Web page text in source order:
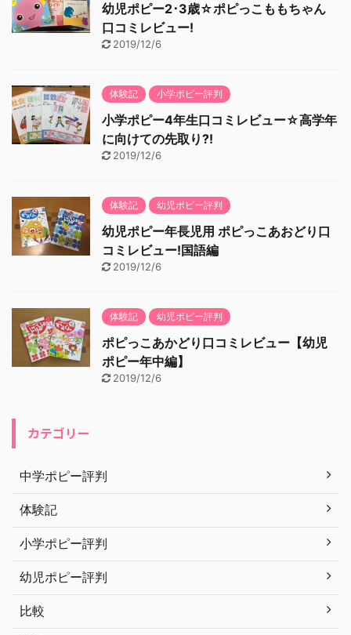
幼児ポピー2･3歳☆ポピっこももちゃん
口コミレビュー!
2019/12/6
体験記 小学ポピー評判
小学ポピー4年生口コミレビュー☆高学年
に向けての先取り?!
2019/12/6
体験記 幼児ポピー評判
幼児ポピー年長児用 ポピっこあおどり口
コミレビュー!国語編
2019/12/6
体験記 幼児ポピー評判
ポピっこあかどり口コミレビュー【幼児
ポピー年中編】
2019/12/6
カテゴリー
中学ポピー評判
体験記
小学ポピー評判
幼児ポピー評判
比較